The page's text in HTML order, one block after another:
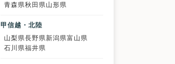
青森県秋田県 山形県
甲信越・北陸
山梨県長野県新潟県富山県
石川県福井県